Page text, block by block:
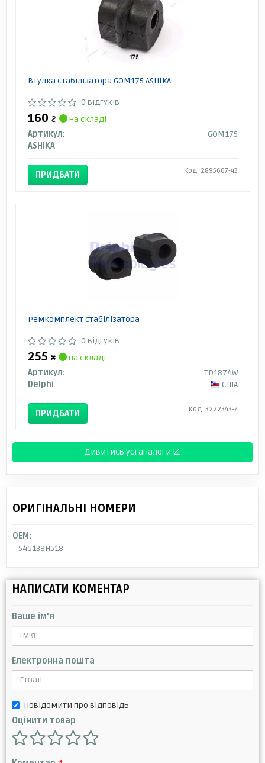
Втулка стабілізатора GOM175 ASHIKA
0 відгуків
160 ₴
на складі
Артикул:
GOM175
ASHIKA
ПРИДБАТИ Код: 2895607-43
Ремкомплект стабілізатора
0 відгуків
255 ₴
на складі
Артикул:
TD1874W
Delphi
США
ПРИДБАТИ Код: 3222343-7
Дивитись усі аналоги ↓
ОРИГІНАЛЬНІ НОМЕРИ
OEM:
546138H518
НАПИСАТИ КОМЕНТАР
Ваше ім'я
Електронна пошта
Повідомити про відповідь
Оцінити товар